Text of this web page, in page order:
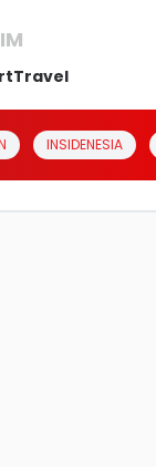
Travel
INSIDENESIA